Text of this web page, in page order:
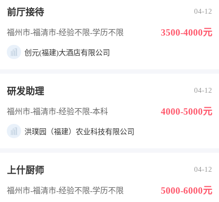
前厅接待 04-12
福州市-福清市-经验不限-学历不限 3500-4000元
创元(福建)大酒店有限公司
研发助理 04-12
福州市-福清市-经验不限-本科 4000-5000元
洪璞园（福建）农业科技有限公司
上什厨师 04-12
福州市-福清市-经验不限-学历不限 5000-6000元